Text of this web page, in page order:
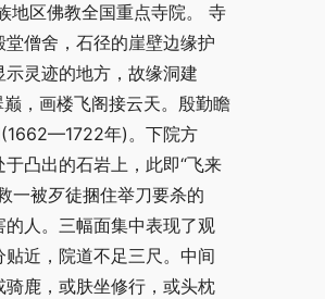
地区佛教全国重点寺院。 寺
僧舍，石径的崖壁边缘护
灵迹的地方，故缘洞建
，画楼飞阁接云天。殷勤瞻
(1662—1722年)。下院方
凸出的石岩上，此即“飞来
一被歹徒捆住举刀要杀的
人。三幅面集中表现了观
近，院道不足三尺。中间
鹿，或肤坐修行，或头枕